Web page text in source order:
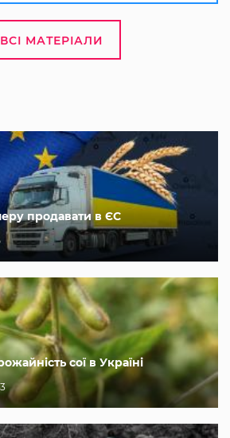
ВСІ МАТЕРІАЛИ
продавати в ЄС
сої в Україні